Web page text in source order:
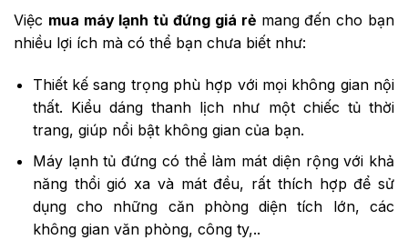
Việc mua máy lạnh tủ đứng giá rẻ mang đến cho bạn
nhiều lợi ích mà có thể bạn chưa biết như:
Thiết kế sang trọng phù hợp với mọi không gian nội
thất. Kiểu dáng thanh lịch như một chiếc tủ thời
trang, giúp nổi bật không gian của bạn.
Máy lạnh tủ đứng có thể làm mát diện rộng với khả
năng thổi gió xa và mát đều, rất thích hợp để sử
dụng cho những căn phòng diện tích lớn, các
không gian văn phòng, công ty,..